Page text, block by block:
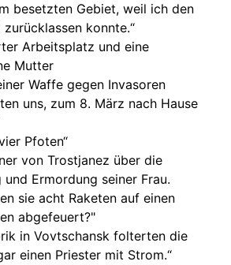
besetzten Gebiet, weil ich den
konnte.“
Arbeitsplatz und eine
Mutter
Waffe gegen Invasoren
uns, zum 8. März nach Hause
Pfoten“
von Trostjanez über die
und Ermordung seiner Frau.
sie acht Raketen auf einen
abgefeuert?"
in Vovtschansk folterten die
einen Priester mit Strom.“